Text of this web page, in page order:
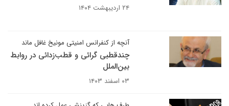
۲۴ اردیبهشت ۱۴۰۴
آنچه از کنفرانس امنیتی مونیخ غافل ماند
چندقطبی گرائی و قطب‌زدائی در روابط
بین‌الملل
۰۳ اسفند ۱۴۰۳